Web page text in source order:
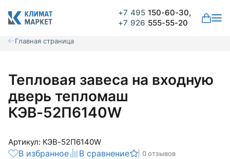
+7 495 150-60-30,
+7 926 555-55-20
Главная страница
Тепловая завеса на входную
дверь тепломаш
КЭВ-52П6140W
Артикул: КЭВ-52П6140W
В избранное В сравнение 0 отзывов